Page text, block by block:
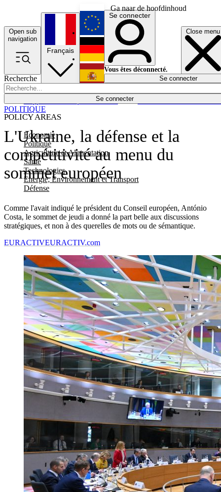
Ga naar de hoofdinhoud
Open sub
navigation
Close menu
Recherche
Se connecter
POLICY AREAS
Economie
Politique
Agriculture et Alimentation
Santé
Technologies
Energie, Environnement et Transport
Défense
Économie
Français
English
Deutsch
Español
Se connecter
Vous êtes déconnecté.
Se connecter
L'Ukraine, la défense et la
compétitivité au menu du
sommet européen
Comme l'avait indiqué le président du Conseil européen, António
Costa, le sommet de jeudi a donné la part belle aux discussions
stratégiques, et non à des querelles de mots ou de sémantique.
POLITIQUE
EURACTIVEURACTIV.com